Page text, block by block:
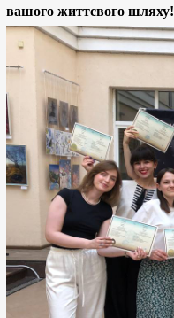
вашого життєвого шляху!